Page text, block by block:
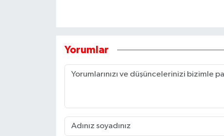
Yorumlar